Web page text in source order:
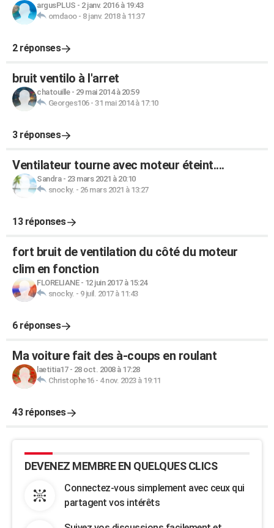
argusPLUS - 2 janv. 2016 à 19:43
omdaoo- 8 janv. 2018 à 11:37
2 réponses
bruit ventilo à l'arret
chatouille- 29 mai 2014 à 20:59
Georges106- 31 mai 2014 à 17:10
3 réponses
Ventilateur tourne avec moteur éteint....
Sandra- 23 mars 2021 à 20:10
snocky. - 26 mars 2021 à 13:27
13 réponses
fort bruit de ventilation du côté du moteur
clim en fonction
FLORELIANE- 12 juin 2017 à 15:24
snocky. - 9 juil. 2017 à 11:43
6 réponses
Ma voiture fait des à-coups en roulant
laetitia17- 28 oct. 2008 à 17:28
Christophe16- 4 nov. 2023 à 19:11
43 réponses
DEVENEZ MEMBRE EN QUELQUES CLICS
Connectez-vous simplement avec ceux qui
partagent vos intérêts